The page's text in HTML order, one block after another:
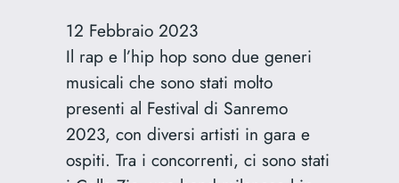
per
il
tuo
successo?
12 Febbraio 2023
Il rap e l’hip hop sono due generi
musicali che sono stati molto
presenti al Festival di Sanremo
2023, con diversi artisti in gara e
ospiti. Tra i concorrenti, ci sono stati